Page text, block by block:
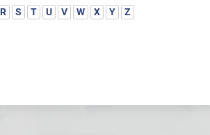
R S T U V W X Y Z